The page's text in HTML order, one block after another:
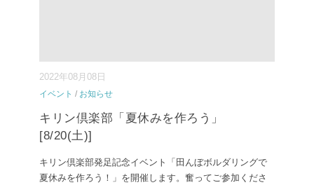
2022年08月08日
イベント / お知らせ
キリン倶楽部「夏休みを作ろう」
[8/20(土)]
キリン倶楽部発足記念イベント「田んぼボルダリングで
夏休みを作ろう！」を開催します。奮ってご参加くださ